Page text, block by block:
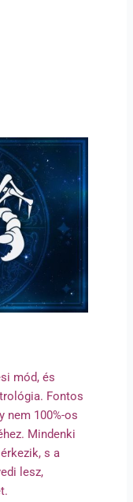
mód, és
Fontos
nem 100%-os
Mindenki
s a
lesz,